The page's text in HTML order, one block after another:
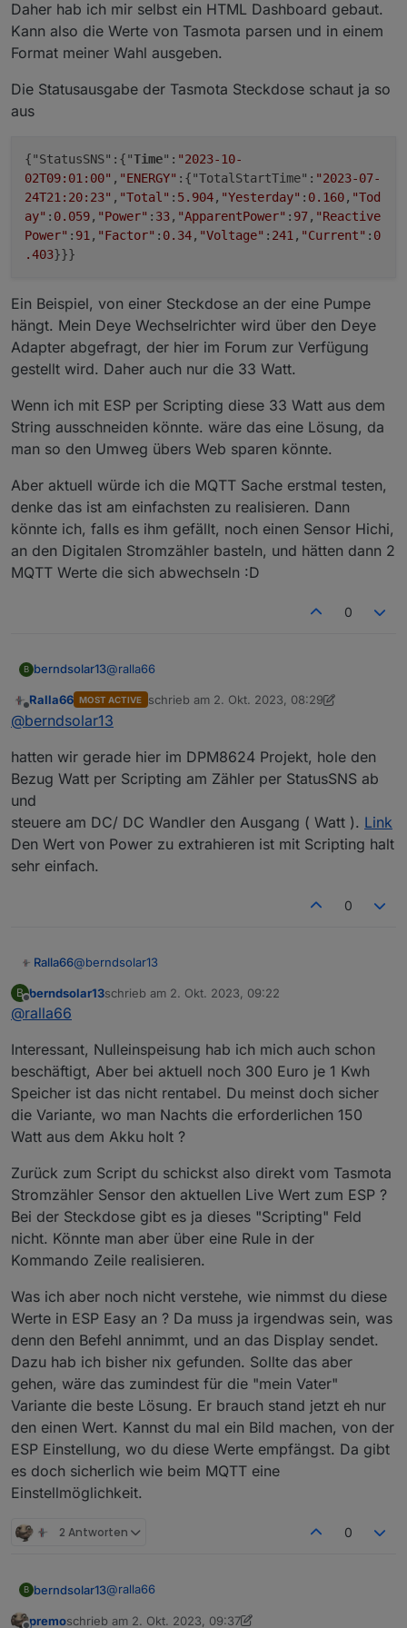
Daher hab ich mir selbst ein HTML Dashboard gebaut.
Kann also die Werte von Tasmota parsen und in einem
Format meiner Wahl ausgeben.
Die Statusausgabe der Tasmota Steckdose schaut ja so
aus
{"StatusSNS":{"Time": "2023-10-
02T09:01:00" , "ENERGY" :{"TotalStartTime": "2023-07-
24T21:20:23" , "Total" : 5.904, "Yesterday" : 0.160, "Tod
ay" : 0.059, "Power" : 33, "ApparentPower" : 97, "Reactive
Power" : 91 , "Factor" : 0.34, "Voltage" : 241 , "Current" : 0
.403}}}
Ein Beispiel, von einer Steckdose an der eine Pumpe
hängt. Mein Deye Wechselrichter wird über den Deye
Adapter abgefragt, der hier im Forum zur Verfügung
gestellt wird. Daher auch nur die 33 Watt.
Wenn ich mit ESP per Scripting diese 33 Watt aus dem
String ausschneiden könnte. wäre das eine Lösung, da
man so den Umweg übers Web sparen könnte.
Aber aktuell würde ich die MQTT Sache erstmal testen,
denke das ist am einfachsten zu realisieren. Dann
könnte ich, falls es ihm gefällt, noch einen Sensor Hichi,
an den Digitalen Stromzähler basteln, und hätten dann 2
MQTT Werte die sich abwechseln :D
0
B berndsolar13@ralla66
wenn das geht, wäre das auch eine Lösung, ich
frage bei mir die Werte direkt über die
Weboberfläche. Liegt daran, das mein Ipad3 das
Iobroker Dashboard nicht anzeigt, da der alte
Safari Browser es nicht untersützt. Daher hab ich
also die Werte von Tasmota parsen und in einem
Format meiner Wahl ausgeben.
ja so aus
Pumpe hängt. Mein Deye Wechselrichter wird
über den Deye Adapter abgefragt, der hier im
Forum zur Verfügung gestellt wird. Daher auch
Wenn ich mit ESP per Scripting diese 33 Watt aus
dem String ausschneiden könnte. wäre das eine
realisieren. Dann könnte ich, falls es ihm gefällt,
Werte die sich abwechseln :D
Offline
Ralla66 MOST ACTIVE schrieb am 2. Okt. 2023, 08:29
zuletzt editiert von Ralla6610. Feb. 2023,
@berndsolar13
hatten wir gerade hier im DPM8624 Projekt, hole den
Bezug Watt per Scripting am Zähler per StatusSNS ab
und
steuere am DC/ DC Wandler den Ausgang ( Watt ). Link
Den Wert von Power zu extrahieren ist mit Scripting halt
sehr einfach.
0
Ralla66@berndsolar13
hatten wir gerade hier im DPM8624 Projekt, hole den
steuere am DC/ DC Wandler den Ausgang ( Watt ).Link
Den Wert von Power zu extrahieren ist mit Scripting
halt sehr einfach.
B
Offline
berndsolar13schrieb am 2. Okt. 2023, 09:22
zuletzt editiert von
@ralla66
Interessant, Nulleinspeisung hab ich mich auch schon
beschäftigt, Aber bei aktuell noch 300 Euro je 1 Kwh
Speicher ist das nicht rentabel. Du meinst doch sicher
die Variante, wo man Nachts die erforderlichen 150
Watt aus dem Akku holt ?
Zurück zum Script du schickst also direkt vom Tasmota
Stromzähler Sensor den aktuellen Live Wert zum ESP ?
Bei der Steckdose gibt es ja dieses "Scripting" Feld
nicht. Könnte man aber über eine Rule in der
Kommando Zeile realisieren.
Was ich aber noch nicht verstehe, wie nimmst du diese
Werte in ESP Easy an ? Da muss ja irgendwas sein, was
denn den Befehl annimmt, und an das Display sendet.
Dazu hab ich bisher nix gefunden. Sollte das aber
gehen, wäre das zumindest für die "mein Vater"
Variante die beste Lösung. Er brauch stand jetzt eh nur
den einen Wert. Kannst du mal ein Bild machen, von der
ESP Einstellung, wo du diese Werte empfängst. Da gibt
es doch sicherlich wie beim MQTT eine
Einstellmöglichkeit.
2 Antworten 0
B berndsolar13@ralla66
Interessant, Nulleinspeisung hab ich mich auch
premoschrieb am 2. Okt. 2023, 09:37